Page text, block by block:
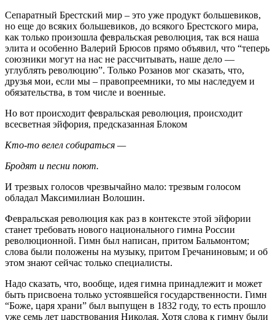
Сепаратный Брестский мир – это уже продукт большевиков,
но еще до всяких большевиков, до всякого Брестского мира,
как только произошла февральская революция, так вся наша
элита и особенно Валерий Брюсов прямо объявил, что “теперь
союзники могут на нас не рассчитывать, наше дело —
углублять революцию”. Только Розанов мог сказать, что,
друзья мои, если мы – правопреемники, то мы наследуем и
обязательства, в том числе и военные.
Но вот происходит февральская революция, происходит
всесветная эйфория, предсказанная Блоком
Кто-то велел собираться —
Бродят и песни поют.
И трезвых голосов чрезвычайно мало: трезвым голосом
обладал Максимилиан Волошин.
Февральская революция как раз в контексте этой эйфории
станет требовать нового национального гимна России
революционной. Гимн был написан, притом Бальмонтом;
слова были положены на музыку, притом Гречаниновым; и об
этом знают сейчас только специалисты.
Надо сказать, что, вообще, идея гимна принадлежит и может
быть присвоена только устоявшейся государственности. Гимн
“Боже, царя храни” был выпущен в 1832 году, то есть прошло
уже семь лет царствования Николая. Хотя слова к гимну были